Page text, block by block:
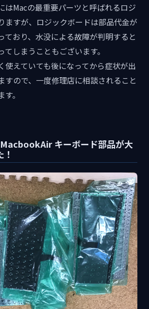
はMacの最重要パーツと呼ばれるロジ
ますが、ロジックボードは部品代金が
ており、水没による故障が判明すると
しまうこともございます。
使えていても後になってから症状が出
すので、一度修理店に相談されること
。
キーボード部品が大